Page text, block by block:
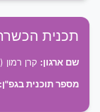
תכנית
שם ארגון: קרן רמון
מספר תוכנית בגפ"ן: